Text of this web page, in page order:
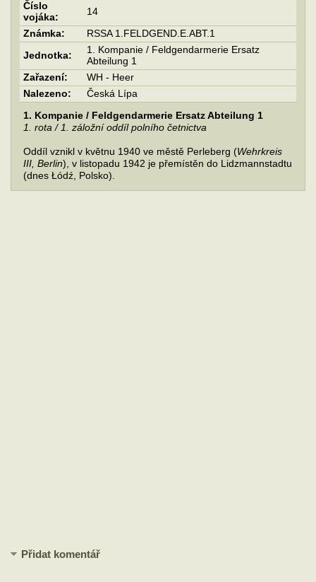
Číslo
vojáka:
14
Známka: RSSA 1.FELDGEND.E.ABT.1
Jednotka:
1. Kompanie / Feldgendarmerie Ersatz
Abteilung 1
Zařazení:
WH - Heer
Nalezeno:
Česká Lípa
1. Kompanie / Feldgendarmerie Ersatz Abteilung 1
1. rota / 1. záložní oddíl polního četnictva
Oddíl vznikl v květnu 1940 ve městě Perleberg (Wehrkreis
III, Berlin), v listopadu 1942 je přemístěn do Lidzmannstadtu
(dnes Łódź, Polsko).
Přidat komentář